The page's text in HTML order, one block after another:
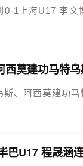
1上海U17 李文
莫建功马特
、阿西莫建功
巴U17 程晟涵